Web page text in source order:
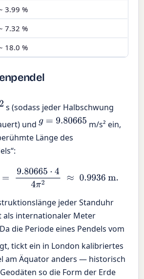
3.99 %
7.32 %
18.0 %
s (sodass jeder Halbschwung
undg =9.80665
m/s² ein,
Länge des
9.80665⋅44 π2 0.9936m.
jeder Standuhr
als internationaler Meter
die Periode eines Pendels vom
tickt ein in London kalibriertes
am Äquator anders — historisch
so die Form der Erde